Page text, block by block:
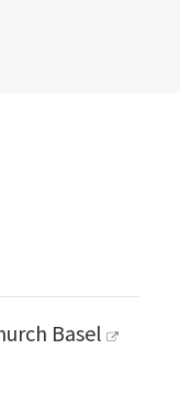
Basel